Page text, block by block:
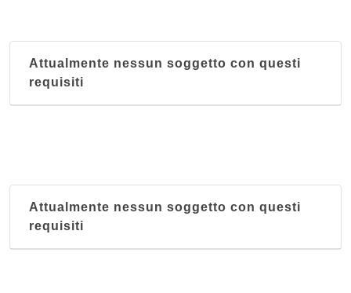
Attualmente nessun soggetto con questi
requisiti
Attualmente nessun soggetto con questi
requisiti